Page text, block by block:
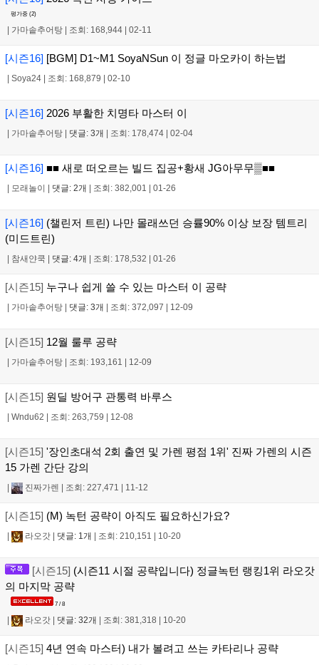
평가중 (2)
| 가마솥추어탕 | 조회: 168,944 | 02-11
[시즌16] [BGM] D1~M1 SoyaNSun 이 정글 마오카이 하는법
| Soya24 | 조회: 168,879 | 02-10
[시즌16] 2026 부활한 치명타 마스터 이
| 가마솥추어탕 | 댓글: 3개 | 조회: 178,474 | 02-04
[시즌16] ■■ 새로 떠오르는 빌드 집공+황새 JG아무무▒■■
| 모래놀이 | 댓글: 2개 | 조회: 382,001 | 01-26
[시즌16] (챌린저 트린) 나만 몰래쓰던 승률90% 이상 보장 템트리
(미드트린)
| 참새얀쿡 | 댓글: 4개 | 조회: 178,532 | 01-26
[시즌15] 누구나 쉽게 쓸 수 있는 마스터 이 공략
| 가마솥추어탕 | 댓글: 3개 | 조회: 372,097 | 12-09
[시즌15] 12월 룰루 공략
| 가마솥추어탕 | 조회: 193,161 | 12-09
[시즌15] 원딜 방어구 관통력 바루스
| Wndu62 | 조회: 263,759 | 12-08
[시즌15] '장인초대석 2회 출연 및 가렌 평점 1위' 진짜 가렌의 시즌
15 가렌 간단 강의
| 진짜가렌 | 조회: 227,471 | 11-12
[시즌15] (M) 녹턴 공략이 아직도 필요하신가요?
| 라오갓 | 댓글: 1개 | 조회: 210,151 | 10-20
[시즌15] (시즌11 시절 공략입니다) 정글녹턴 랭킹1위 라오갓
의 마지막 공략
7 / 8
라오갓 댓글: 32개 조회: 381,318 10-20
[시즌15] 4년 연속 마스터) 내가 볼려고 쓰는 카타리나 공략